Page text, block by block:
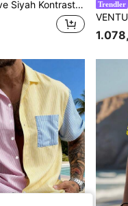
Set, %100 Polyester Hafif Nefes Alabilen Hızlı Kuruyan Spor Kıyafet, Yazlık Kullanıma Uygun, Hafif Esnek Kumaş, Athleisure Trendler